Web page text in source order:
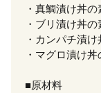
・真鯛漬け丼の
・ブリ漬け丼の
・カンパチ漬
・マグロ漬け丼
■原材料